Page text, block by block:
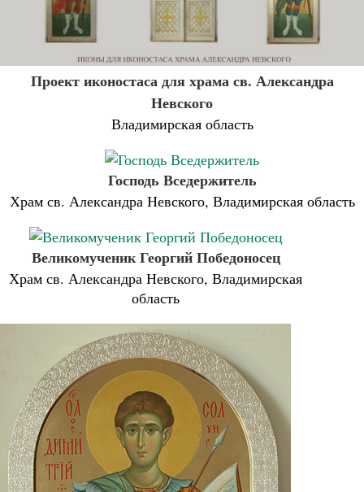
Проект иконостаса для храма св. Александра
Невского
Владимирская область
Господь Вседержитель
Храм св. Александра Невского, Владимирская область
Великомученик Георгий Победоносец
Храм св. Александра Невского, Владимирская
область